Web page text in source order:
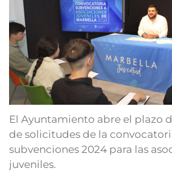
El Ayuntamiento abre el plazo
de solicitudes de la
subvenciones 2024 para las
juveniles.